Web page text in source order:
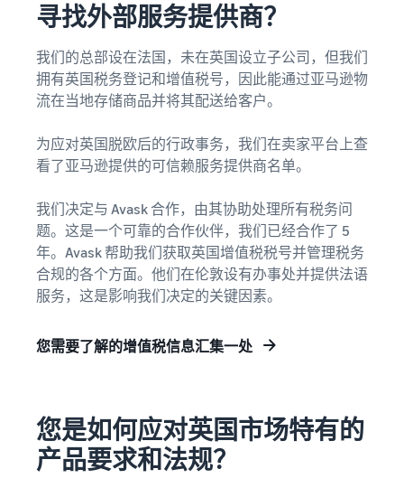
寻找外部服务提供商？
我们的总部设在法国，未在英国设立子公司，但我们
拥有英国税务登记和增值税号，因此能通过亚马逊物
流在当地存储商品并将其配送给客户。
为应对英国脱欧后的行政事务，我们在卖家平台上查
看了亚马逊提供的可信赖服务提供商名单。
我们决定与 Avask 合作，由其协助处理所有税务问
题。这是一个可靠的合作伙伴，我们已经合作了 5
年。Avask 帮助我们获取英国增值税税号并管理税务
合规的各个方面。他们在伦敦设有办事处并提供法语
服务，这是影响我们决定的关键因素。
您需要了解的增值税信息汇集一处
您是如何应对英国市场特有的
产品要求和法规？